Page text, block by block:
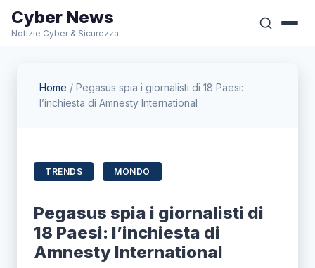
Cyber News
Notizie Cyber & Sicurezza
Home / Pegasus spia i giornalisti di 18 Paesi:
l’inchiesta di Amnesty International
TRENDS MONDO
Pegasus spia i giornalisti di
18 Paesi: l’inchiesta di
Amnesty International